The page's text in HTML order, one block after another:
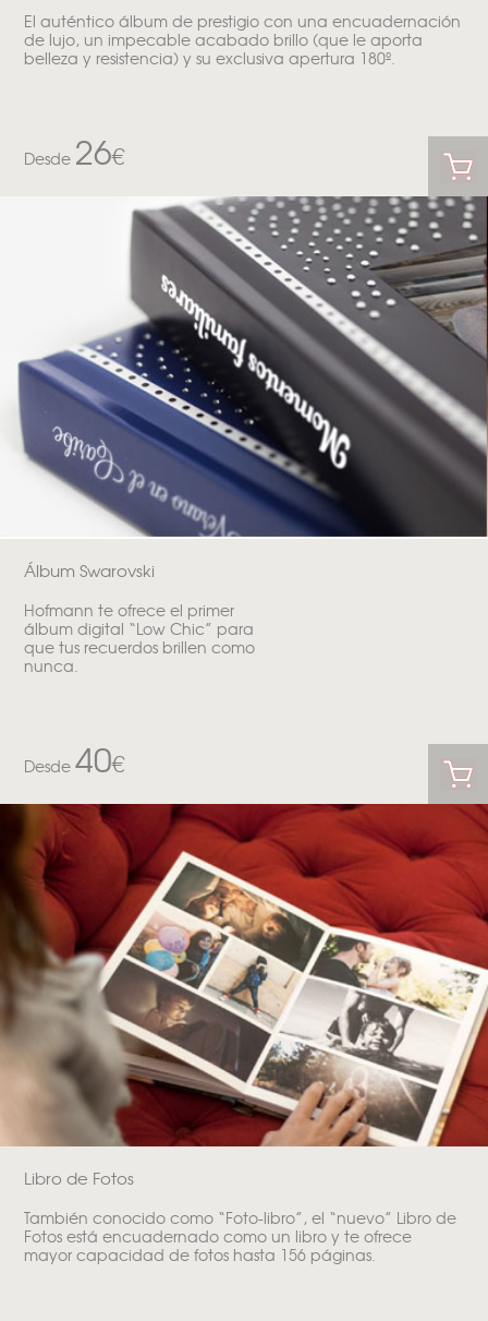
El auténtico álbum de prestigio con una encuadernación
de lujo, un impecable acabado brillo (que le aporta
belleza y resistencia) y su exclusiva apertura 180º.
Desde 26€
Álbum Swarovski
Hofmann te ofrece el primer
álbum digital “Low Chic” para
que tus recuerdos brillen como
nunca.
Desde40€
Libro de Fotos
También conocido como “Foto-libro”, el “nuevo” Libro de
Fotos está encuadernado como un libro y te ofrece
mayor capacidad de fotos hasta 156 páginas.